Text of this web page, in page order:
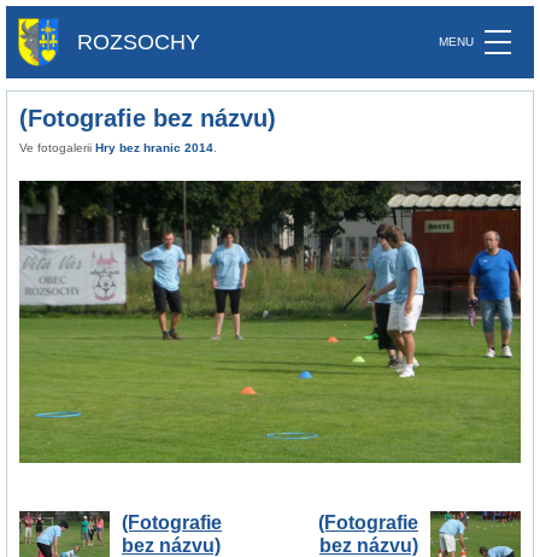
ROZSOCHY
(Fotografie bez názvu)
Ve fotogalerii Hry bez hranic 2014
(Fotografie
bez názvu)
(Fotografie
bez názvu)